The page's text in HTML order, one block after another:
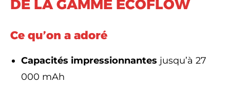
DE LA GAMME ECOFLOW
Ce qu’on a adoré
Capacités impressionnantes jusqu’à 27
000 mAh